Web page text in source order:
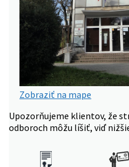
Zobraziť na mape
Upozorňujeme klientov, že
odboroch môžu líšiť, viď